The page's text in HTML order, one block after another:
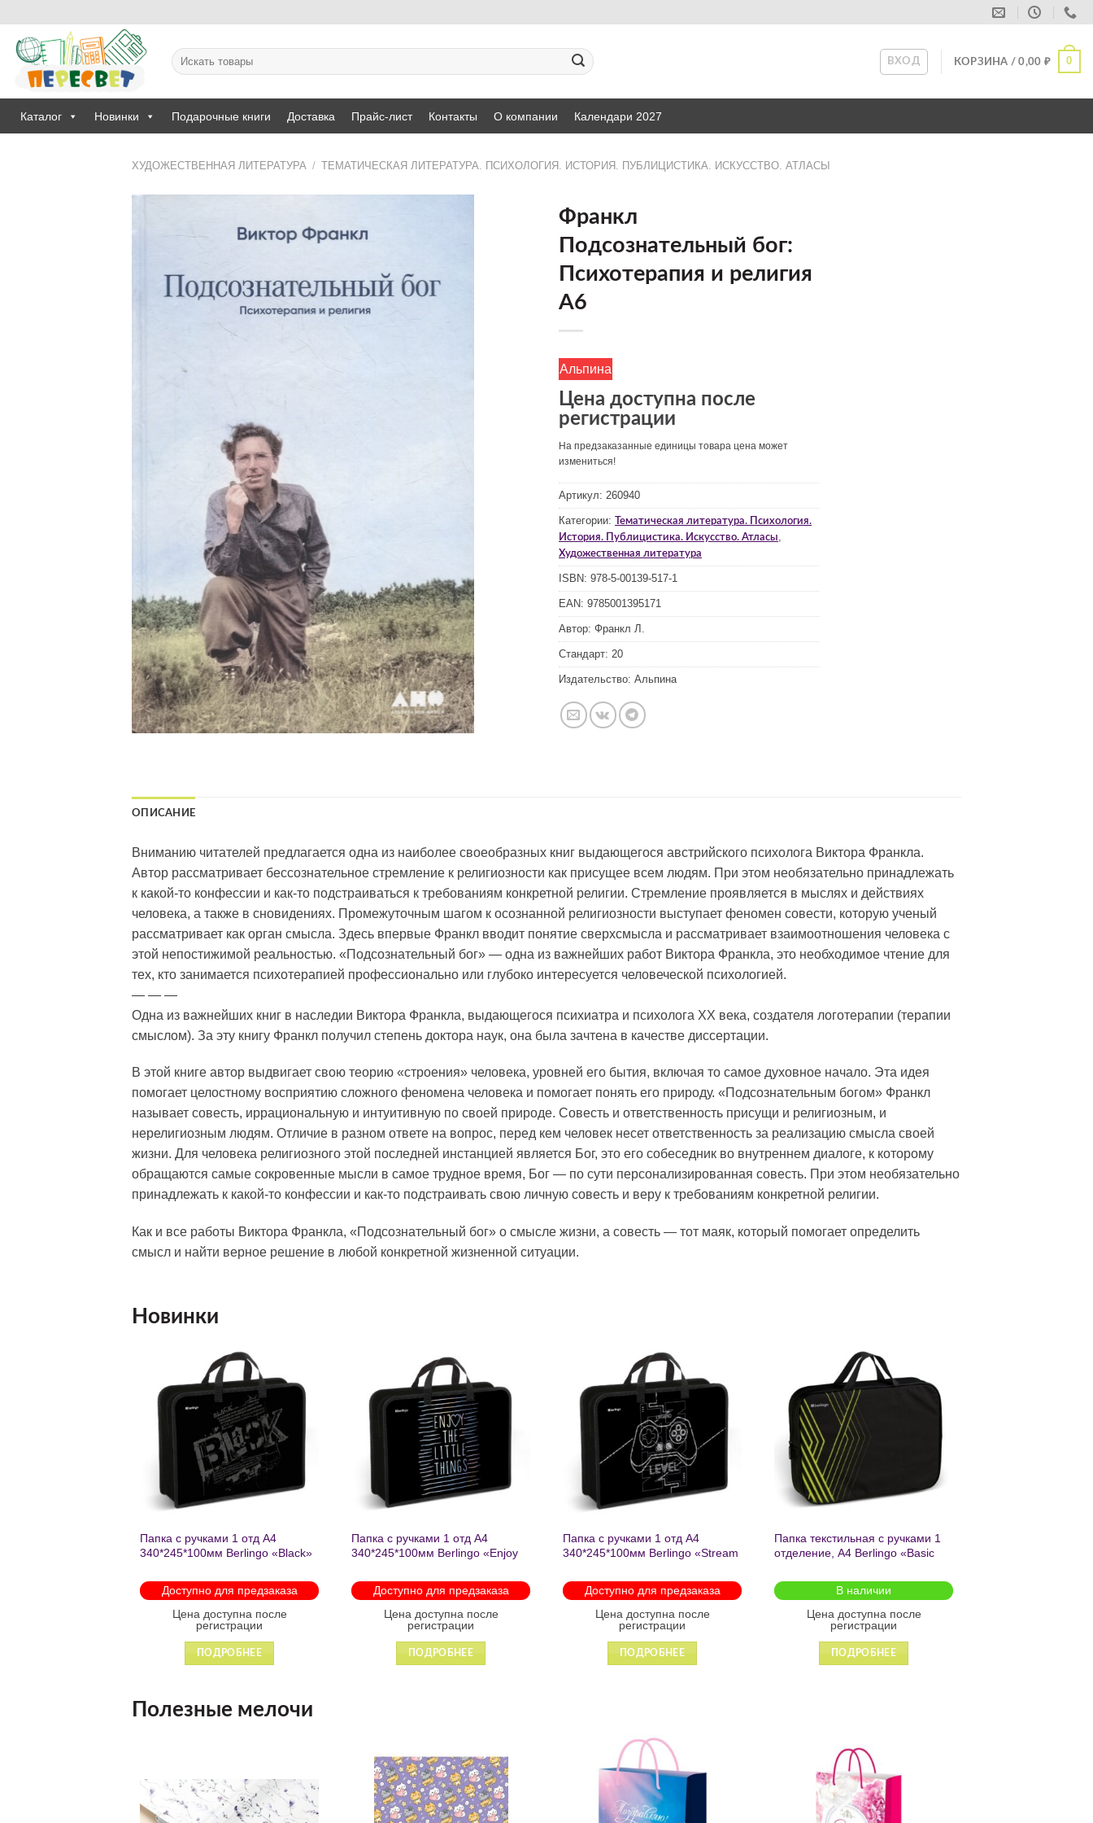
content
Искать:
ВХОД КОРЗИНА /0,00 ₽ 0
Каталог Новинки Подарочные книги Доставка Прайс-лист Контакты О компании Календари 2027
ХУДОЖЕСТВЕННАЯ ЛИТЕРАТУРА / ТЕМАТИЧЕСКАЯ ЛИТЕРАТУРА. ПСИХОЛОГИЯ. ИСТОРИЯ. ПУБЛИЦИСТИКА. ИСКУССТВО. АТЛАСЫ
ЖЕЛАНИЙ
Франкл
Подсознательный бог:
Психотерапия и религия
А6
Альпина
Цена доступна после
регистрации
На предзаказанные единицы товара цена может
измениться!
Артикул: 260940
Категории: Тематическая литература. Психология.
История. Публицистика. Искусство. Атласы
Художественная литература
ISBN: 978-5-00139-517-1
EAN: 9785001395171
Автор: Франкл Л.
Стандарт: 20
Издательство: Альпина
ОПИСАНИЕ
Вниманию читателей предлагается одна из наиболее своеобразных книг выдающегося австрийского психолога Виктора Франкла.
Автор рассматривает бессознательное стремление к религиозности как присущее всем людям. При этом необязательно принадлежать
к какой-то конфессии и как-то подстраиваться к требованиям конкретной религии. Стремление проявляется в мыслях и действиях
человека, а также в сновидениях. Промежуточным шагом к осознанной религиозности выступает феномен совести, которую ученый
рассматривает как орган смысла. Здесь впервые Франкл вводит понятие сверхсмысла и рассматривает взаимоотношения человека с
этой непостижимой реальностью. «Подсознательный бог» — одна из важнейших работ Виктора Франкла, это необходимое чтение для
тех, кто занимается психотерапией профессионально или глубоко интересуется человеческой психологией.
— — —
Одна из важнейших книг в наследии Виктора Франкла, выдающегося психиатра и психолога XX века, создателя логотерапии (терапии
смыслом). За эту книгу Франкл получил степень доктора наук, она была зачтена в качестве диссертации.
В этой книге автор выдвигает свою теорию «строения» человека, уровней его бытия, включая то самое духовное начало. Эта идея
помогает целостному восприятию сложного феномена человека и помогает понять его природу. «Подсознательным богом» Франкл
называет совесть, иррациональную и интуитивную по своей природе. Совесть и ответственность присущи и религиозным, и
нерелигиозным людям. Отличие в разном ответе на вопрос, перед кем человек несет ответственность за реализацию смысла своей
жизни. Для человека религиозного этой последней инстанцией является Бог, это его собеседник во внутреннем диалоге, к которому
обращаются самые сокровенные мысли в самое трудное время, Бог — по сути персонализированная совесть. При этом необязательно
принадлежать к какой-то конфессии и как-то подстраивать свою личную совесть и веру к требованиям конкретной религии.
Как и все работы Виктора Франкла, «Подсознательный бог» о смысле жизни, а совесть — тот маяк, который помогает определить
смысл и найти верное решение в любой конкретной жизненной ситуации.
Новинки
Добавить
в список
желаний
Папка с ручками 1 отд А4
340*245*100мм Berlingo «Black»
Доступно для предзаказа
Цена доступна после
регистрации
ПОДРОБНЕЕ
Добавить
в список
желаний
Папка с ручками 1 отд А4
340*245*100мм Berlingo «Enjoy
молнии 1215
Доступно для предзаказа
Цена доступна после
регистрации
ПОДРОБНЕЕ
Добавить
в список
Папка с ручками 1 отд А4
340*245*100мм Berlingo «Stream
Доступно для предзаказа
Цена доступна после
регистрации
ПОДРОБНЕЕ
Добавить
Папка текстильная с ручками 1
отделение, А4 Berlingo «Basic
на молнии2601
В наличии
Цена доступна после
регистрации
ПОДРОБНЕЕ
Полезные мелочи
Добавить
в список
желаний
Добавить
в список
желаний
Добавить
Добавить